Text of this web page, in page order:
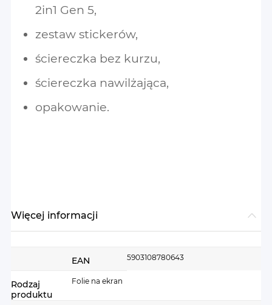
2in1 Gen 5,
zestaw stickerów,
ściereczka bez kurzu,
ściereczka nawilżająca,
opakowanie.
Więcej informacji
EAN 5903108780643
Rodzaj
produktu
Folie na ekran